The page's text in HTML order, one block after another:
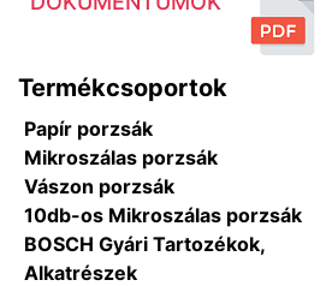
Termékcsoportok
Papír porzsák
Mikroszálas porzsák
Vászon porzsák
10db-os Mikroszálas porzsák
BOSCH Gyári Tartozékok,
Alkatrészek